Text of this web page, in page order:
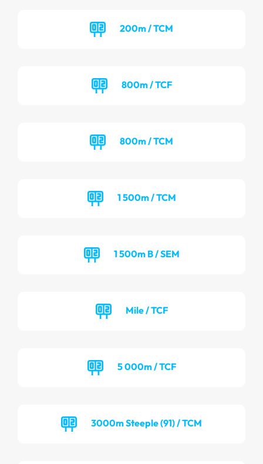
200m / TCM
800m / TCF
800m / TCM
1 500m / TCM
1 500m B / SEM
Mile / TCF
5 000m / TCF
3000m Steeple (91) / TCM